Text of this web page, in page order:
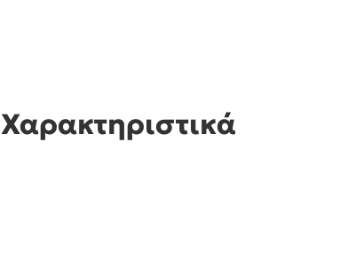
Χαρακτηριστικά